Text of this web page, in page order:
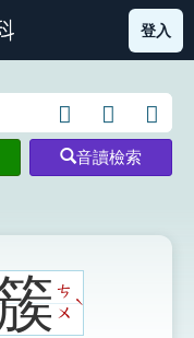
部首索引表圖示
登入
語
言
搜
圖
片
搜
開
鍵
示
音讀檢索
ㄘ
ㄨ
ˋ